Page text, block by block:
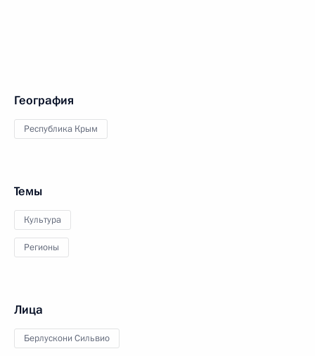
География
Республика Крым
Темы
Культура
Регионы
Лица
Берлускони Сильвио